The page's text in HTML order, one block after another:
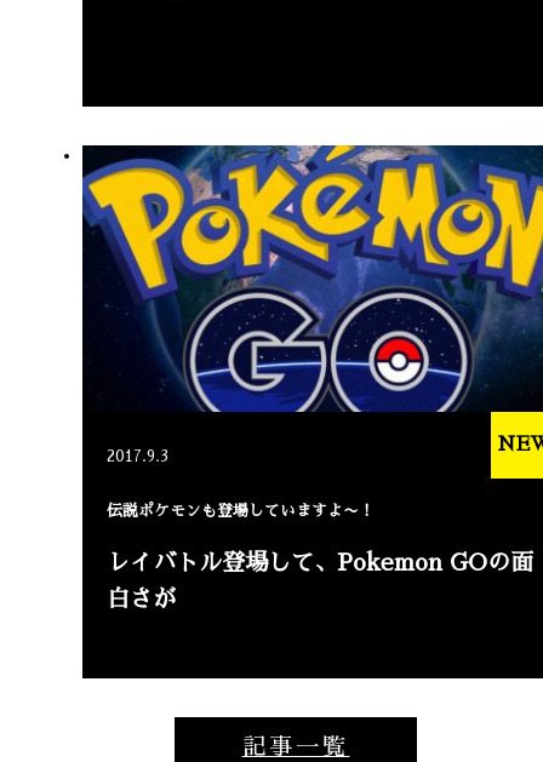
2017.9.3
伝説ポケモンも登場していますよ〜！
レイバトル登場して、Pokemon GOの面
白さが
記事一覧